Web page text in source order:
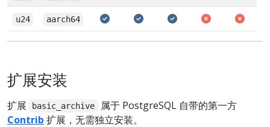
u24 aarch64
扩展安装
扩展 basic_archive
属于 PostgreSQL 自带的第一方
Contrib 扩展，无需独立安装。